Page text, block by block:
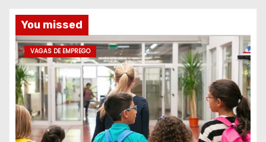
You missed
VAGAS DE EMPREGO